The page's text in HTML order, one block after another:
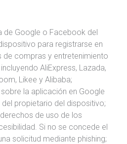
de Google o Facebook del
para registrarse en
de compras y entretenimiento
AliExpress, Lazada,
Likee y Alibaba;
la aplicación en Google
propietario del dispositivo;
de uso de los
Si no se concede el
solicitud mediante phishing;